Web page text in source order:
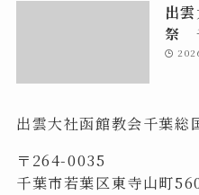
出
祭
出雲大社函館教会千葉総
〒264-0035
千葉市若葉区東寺山町